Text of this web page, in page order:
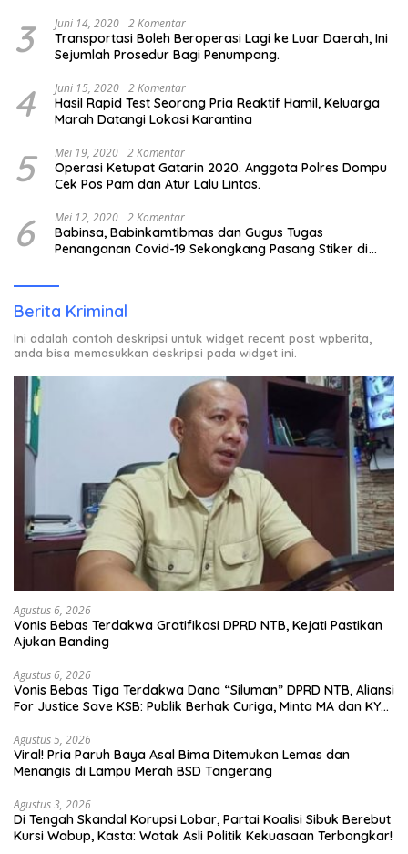
3 Juni 14, 2020 2 Komentar
Transportasi Boleh Beroperasi Lagi ke Luar Daerah, Ini
Sejumlah Prosedur Bagi Penumpang.
4 Juni 15, 2020 2 Komentar
Hasil Rapid Test Seorang Pria Reaktif Hamil, Keluarga
Marah Datangi Lokasi Karantina
5 Mei 19, 2020 2 Komentar
Operasi Ketupat Gatarin 2020. Anggota Polres Dompu
Cek Pos Pam dan Atur Lalu Lintas.
6 Mei 12, 2020 2 Komentar
Babinsa, Babinkamtibmas dan Gugus Tugas
Penanganan Covid-19 Sekongkang Pasang Stiker di
Berita Kriminal
Ini adalah contoh deskripsi untuk widget recent post wpberita,
anda bisa memasukkan deskripsi pada widget ini.
Agustus 6, 2026
Vonis Bebas Terdakwa Gratifikasi DPRD NTB, Kejati Pastikan
Ajukan Banding
Agustus 6, 2026
Vonis Bebas Tiga Terdakwa Dana “Siluman” DPRD NTB, Aliansi
For Justice Save KSB: Publik Berhak Curiga, Minta MA dan KY
Agustus 5, 2026
Viral! Pria Paruh Baya Asal Bima Ditemukan Lemas dan
Menangis di Lampu Merah BSD Tangerang
Agustus 3, 2026
Di Tengah Skandal Korupsi Lobar, Partai Koalisi Sibuk Berebut
Kursi Wabup, Kasta: Watak Asli Politik Kekuasaan Terbongkar!